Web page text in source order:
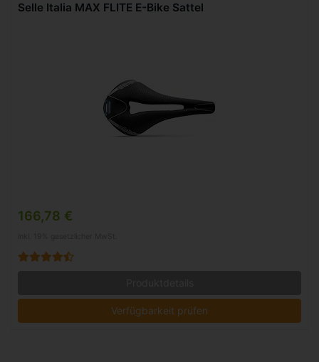
Selle Italia MAX FLITE E-Bike Sattel
166,78 €
Verfügbarkeit prüfen